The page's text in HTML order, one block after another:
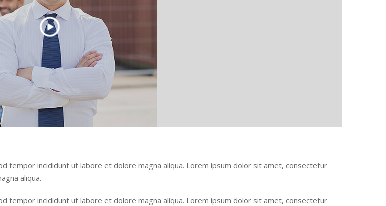
tempor incididunt ut labore et dolore magna aliqua. Lorem ipsum dolor sit amet, consectetur
aliqua.
tempor incididunt ut labore et dolore magna aliqua. Lorem ipsum dolor sit amet, consectetur